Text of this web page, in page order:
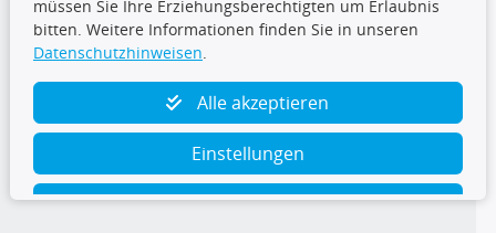
TecDoc Inside
müssen Sie Ihre Erziehungsberechtigten um Erlaubnis
bitten. Weitere Informationen finden Sie in unseren
Datenschutzhinweisen.
Alle akzeptieren
Einstellungen
Ablehnen